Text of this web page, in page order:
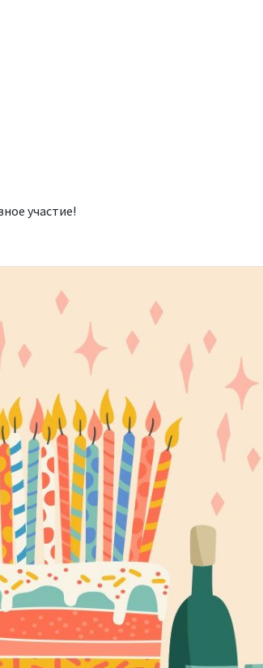
участие!